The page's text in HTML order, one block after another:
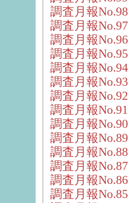
調査月報
調査月報
調査月報
調査月報
調査月報
調査月報
調査月報
調査月報
調査月報
調査月報
調査月報
調査月報
調査月報
調査月報